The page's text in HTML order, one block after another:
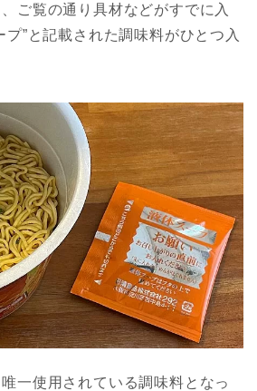
ご覧の通り具材などがすでに入
プ”と記載された調味料がひとつ入
一使用されている調味料となっ